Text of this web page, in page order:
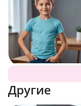
Другие